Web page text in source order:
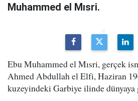
Muhammed el Mısri.
Ebu Muhammed el Mısri, gerçek
Ahmed Abdullah el Elfi, Haziran
kuzeyindeki Garbiye ilinde dünyaya